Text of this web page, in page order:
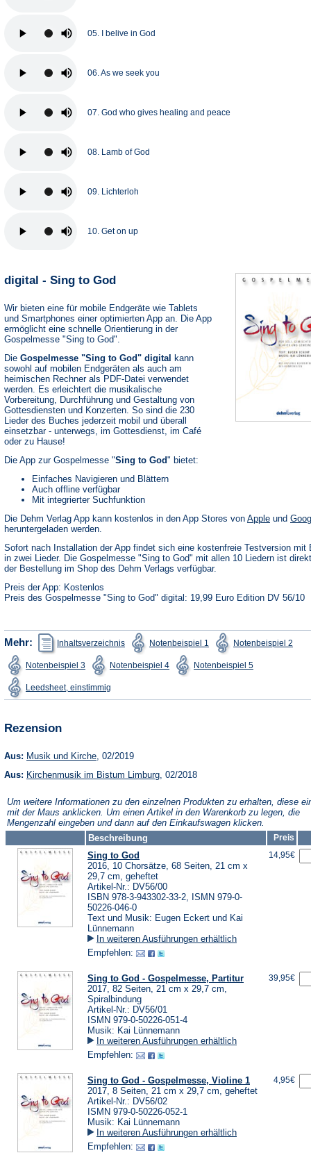
05. I belive in God
06. As we seek you
07. God who gives healing and peace
08. Lamb of God
09. Lichterloh
10. Get on up
digital - Sing to God
Wir bieten eine für mobile Endgeräte wie Tablets
und Smartphones einer optimierten App an. Die App
ermöglicht eine schnelle Orientierung in der
Gospelmesse "Sing to God".
Die Gospelmesse "Sing to God" digital kann
sowohl auf mobilen Endgeräten als auch am
heimischen Rechner als PDF-Datei verwendet
werden. Es erleichtert die musikalische
Vorbereitung, Durchführung und Gestaltung von
Gottesdiensten und Konzerten. So sind die 230
Lieder des Buches jederzeit mobil und überall
einsetzbar - unterwegs, im Gottesdienst, im Café
oder zu Hause!
Die App zur Gospelmesse "Sing to God" bietet:
Einfaches Navigieren und Blättern
Auch offline verfügbar
Mit integrierter Suchfunktion
Die Dehm Verlag App kann kostenlos in den App Stores von Apple(Öffnet
neuen
Tab)
und
heruntergeladen werden.
Sofort nach Installation der App findet sich eine kostenfreie Testversion mit
in zwei Lieder. Die Gospelmesse "Sing to God" mit allen 10 Liedern ist
der Bestellung im Shop des Dehm Verlags verfügbar.
Preis der App: Kostenlos
Preis des Gospelmesse "Sing to God" digital: 19,99 Euro Edition DV 56/10
Mehr: Inhaltsverzeichnis
(Öffnet
in
einem
neuen
Notenbeispiel 1
(Öffnet
in
einem
neuen
Notenbeispiel 2in
Notenbeispiel 3
(Öffnet
in
einem
neuen
Tab)
Notenbeispiel 4
(Öffnet
in
einem
Tab)
Notenbeispiel 5in
Tab)
Leedsheet, einstimmig
einem
Rezension
Aus: Musik und Kirche(Öffnet
einem
, 02/2019
Aus: Kirchenmusik im Bistum Limburg(Öffnet
neuen
Tab)
, 02/2018
Um weitere Informationen zu den einzelnen Produkten zu erhalten, diese
mit der Maus anklicken. Um einen Artikel in den Warenkorb zu legen, die
Mengenzahl eingeben und dann auf den Einkaufswagen klicken.
Beschreibung
Preis
Sing to God
2016, 10 Chorsätze, 68 Seiten, 21 cm x
29,7 cm, geheftet
Artikel-Nr.: DV56/00
ISBN 978-3-943302-33-2, ISMN 979-0-
50226-046-0
Text und Musik: Eugen Eckert und Kai
Lünnemann
In weiteren Ausführungen erhältlich
Empfehlen:
14,95€
Sing to God - Gospelmesse, Partitur
2017, 82 Seiten, 21 cm x 29,7 cm,
Spiralbindung
Artikel-Nr.: DV56/01
ISMN 979-0-50226-051-4
Musik: Kai Lünnemann
In weiteren Ausführungen erhältlich
Empfehlen:
39,95€
Sing to God - Gospelmesse, Violine 1
2017, 8 Seiten, 21 cm x 29,7 cm, geheftet
Artikel-Nr.: DV56/02
ISMN 979-0-50226-052-1
Musik: Kai Lünnemann
In weiteren Ausführungen erhältlich
Empfehlen:
4,95€